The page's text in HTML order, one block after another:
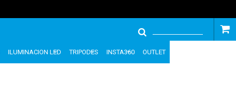
ILUMINACION LED TRIPODES INSTA360 OUTLET